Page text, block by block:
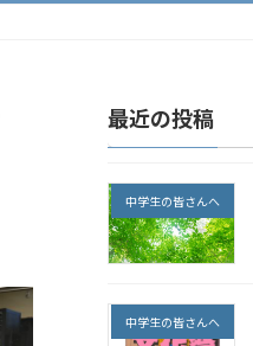
最近の投稿
中学生の皆さんへ
中学生の皆さんへ